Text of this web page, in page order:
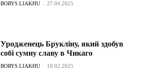
BORYS LIAKHU - 27.04.2025
Уродженець Брукліну, який здобув
собі сумну славу в Чикаго
BORYS LIAKHU - 10.02.2025